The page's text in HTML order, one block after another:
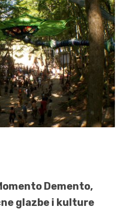
Demento,
glazbe i kulture